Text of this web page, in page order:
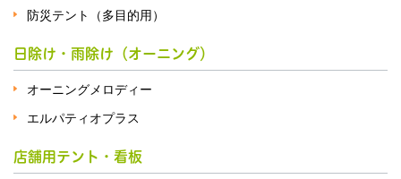
防災テント（多目的用）
日除け・雨除け（オーニング）
オーニングメロディー
エルパティオプラス
店舗用テント・看板